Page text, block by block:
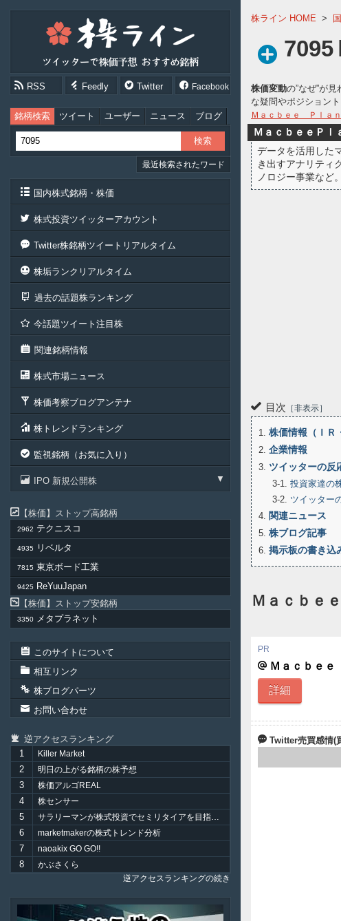
RSS Feedly Twitter Facebook
銘柄検索 ツイート ユーザー ニュース ブログ
最近検索されたワード
国内株式銘柄・株価
株式投資ツイッターアカウント
Twitter株銘柄ツイートリアルタイム
株垢ランクリアルタイム
過去の話題株ランキング
今話題ツイート注目株
関連銘柄情報
株式市場ニュース
株価考察ブログアンテナ
株トレンドランキング
監視銘柄（お気に入り）
IPO 新規公開株
株価 ストップ高銘柄
2962 テクニスコ
4935 リベルタ
7815 東京ボード工業
9425
ReYuuJapan
株価
ストップ安銘柄
3350 メタプラネット
このサイトについて
相互リンク
株ブログパーツ
お問い合わせ
逆アクセスランキング
1
Killer Market
2 明日の上がる銘柄の株予想
3 株価アルゴREAL
4 株センサー
5 サラリーマンが株式投資でセミリタイアを目指してみました。
6 marketmakerの株式トレンド分析
7 naoakix GO GO!!
8
かぶさくら
逆アクセスランキングの続き
株ライン HOME >
7095
株価変動の”なぜ”が
な疑問やポジション
Ｍａｃｂｅｅ Ｐｌａ
ＭａｃｂｅｅＰｌ
データを活用した
き出すアナリティ
ノロジー事業など。
目次 非表示
1 株価情報（ＩＲ
2 企業情報
3 ツイッターの反
3-1 投資家達の
3-2 ツイッター
4
関連ニュース
5 株ブログ記事
6 掲示板の書き込
Ｍａｃｂｅ
Ｍａｃｂｅｅ
詳細
Twitter売買感情(